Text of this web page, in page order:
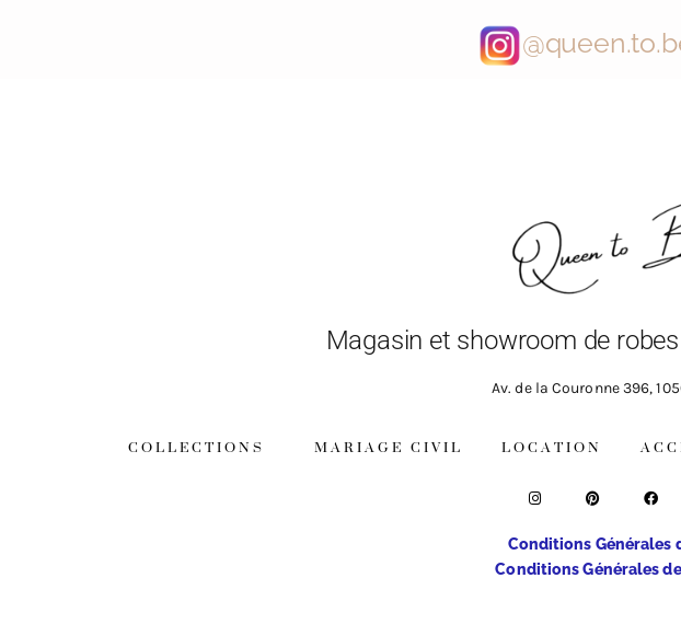
Magasin et showroom de
Av. de la Couronne 396,
COLLECTIONS MARIAGE CIVIL LOCATION
Conditions Générales
Conditions Générales